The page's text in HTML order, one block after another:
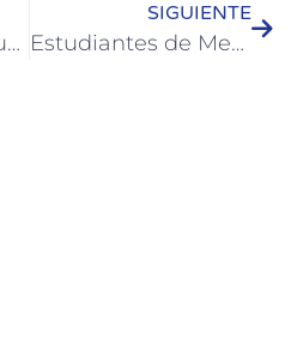
Se difundió en Uruguay el pasaporte termal, el Destino Colón y la Microrregión
SIGUIENTE
Estudiantes de Medicina brindaron charla a vecinos de barrio San Gabriel